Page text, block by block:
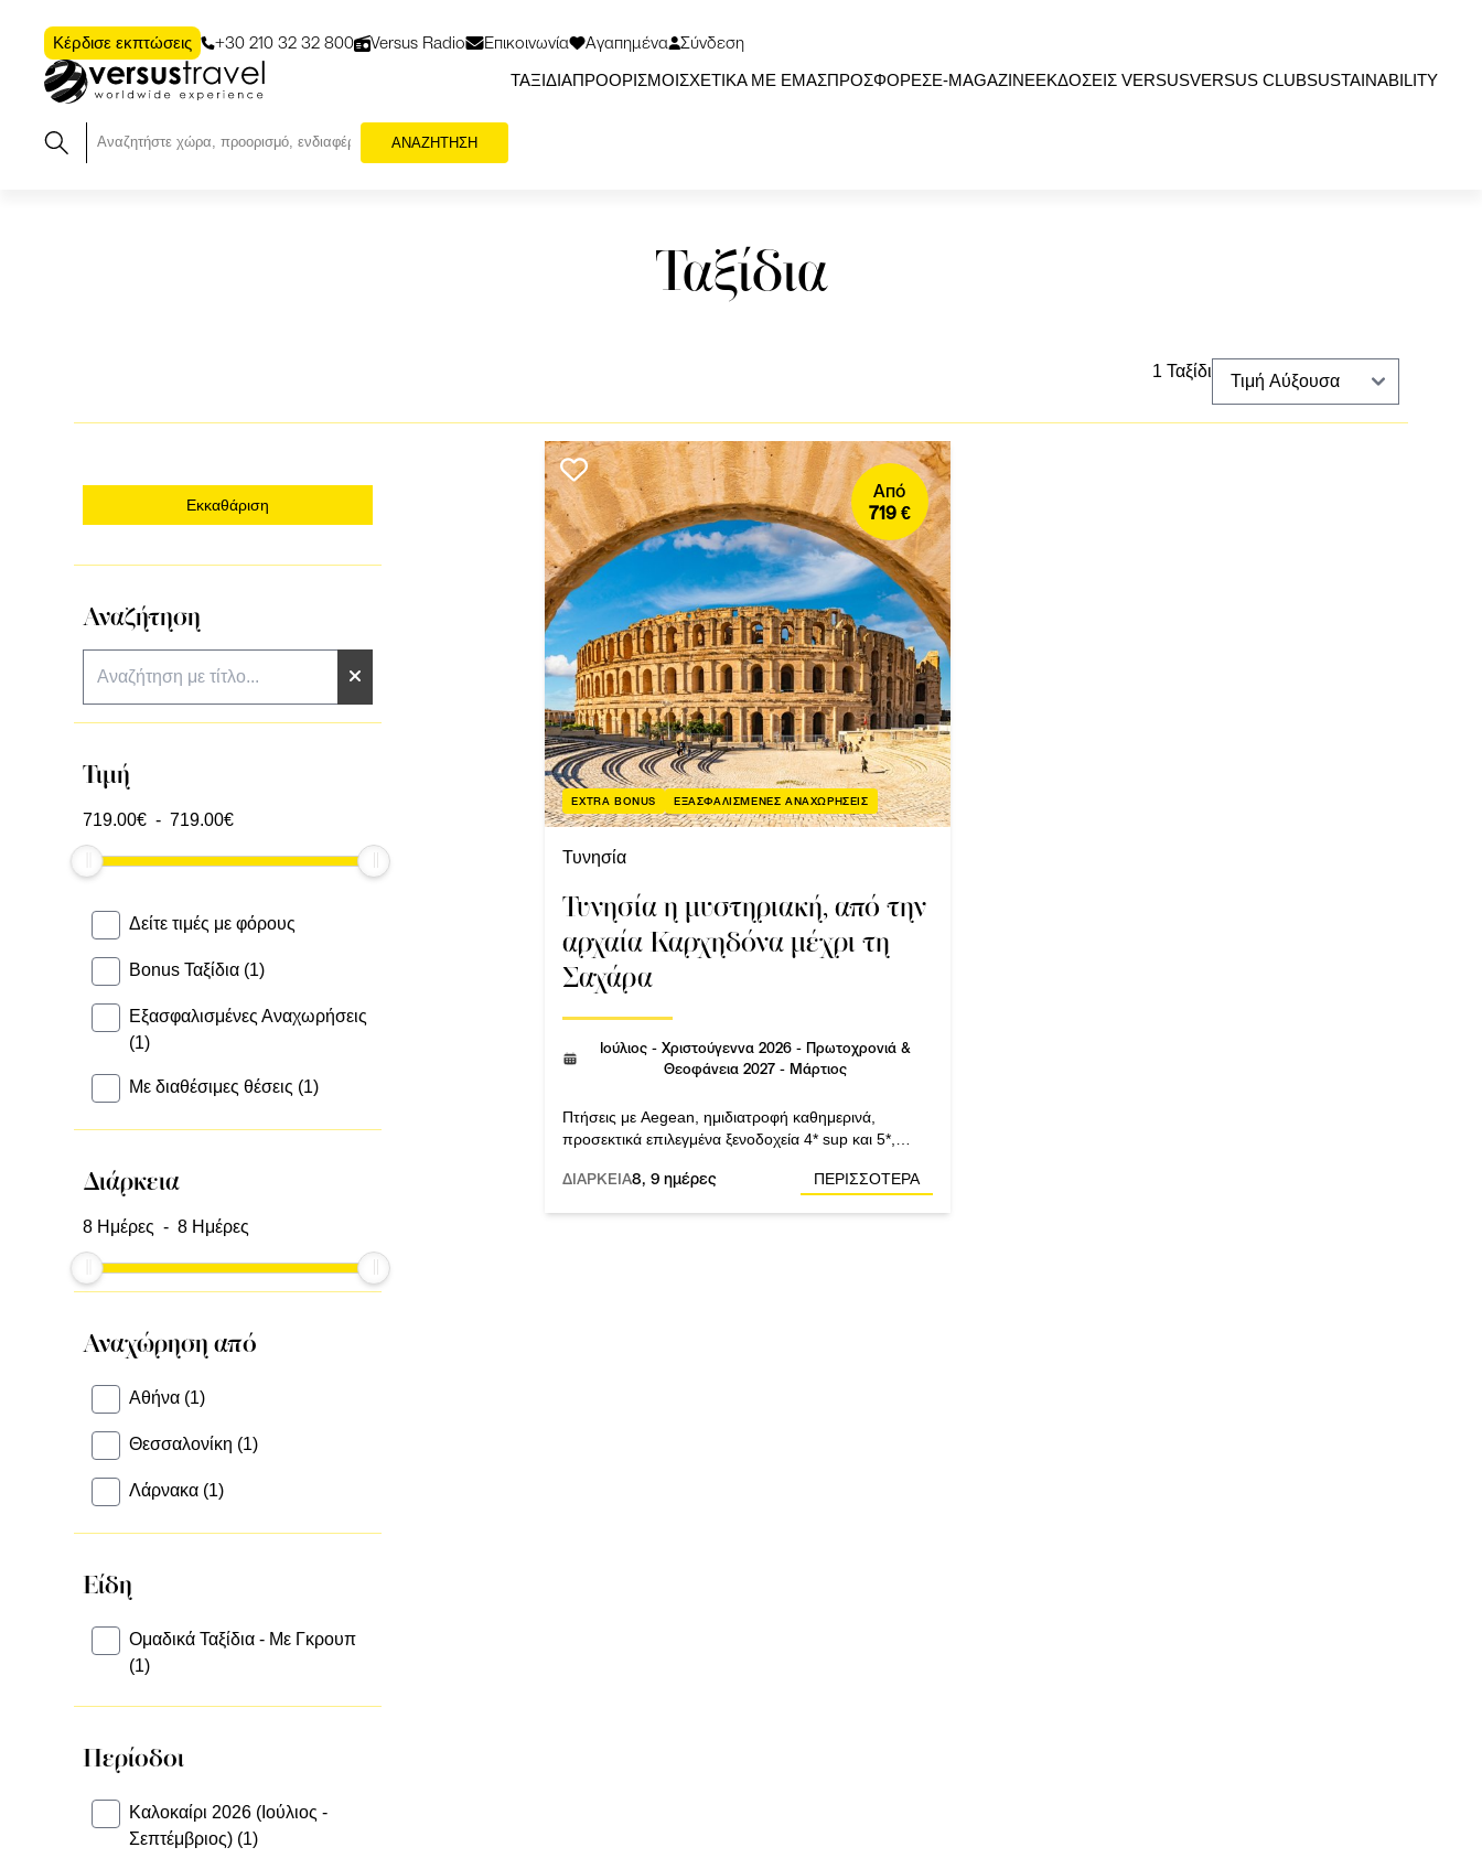
Κέρδισε εκπτώσεις +30 210 32 32 800 Versus Radio Επικοινωνία Αγαπημένα Σύνδεση
ΤΑΞΙΔΙΑΠΡΟΟΡΙΣΜΟΙΣΧΕΤΙΚΑ ΜΕ ΕΜΑΣΠΡΟΣΦΟΡΕΣΕ-ΜΑGAZINEΕΚΔΟΣΕΙΣ VERSUSVERSUS CLUBSUSTAINABILITY
ΑΝΑΖΗΤΗΣΗ
Ταξίδια
1 Ταξίδι
Εκκαθάριση
Αναζήτηση
Τιμή
719.00€ -719.00€
Δείτε τιμές με φόρους
Bonus Ταξίδια (1)
Εξασφαλισμένες Αναχωρήσεις
(1)
Με διαθέσιμες θέσεις (1)
Διάρκεια
8 Ημέρες -8 Ημέρες
Αναχώρηση από
Αθήνα (1)
Θεσσαλονίκη (1)
Λάρνακα (1)
Είδη
Ομαδικά Ταξίδια - Με Γκρουπ
(1)
Περίοδοι
Καλοκαίρι 2026 (Ιούλιος -
Σεπτέμβριος) (1)
Από
719 €
EXTRA BONUS ΕΞΑΣΦΑΛΙΣΜΕΝΕΣ ΑΝΑΧΩΡΗΣΕΙΣ
Τυνησία
Τυνησία η μυστηριακή, από την
αρχαία Καρχηδόνα μέχρι τη
Σαχάρα
Ιούλιος - Χριστούγεννα 2026 - Πρωτοχρονιά &
Θεοφάνεια 2027 - Μάρτιος
Πτήσεις με Aegean, ημιδιατροφή καθημερινά,
προσεκτικά επιλεγμένα ξενοδοχεία 4* sup και 5*,
πόλη των Αράβων.
ΔΙΑΡΚΕΙΑ8, 9 ημέρες ΠΕΡΙΣΣΟΤΕΡΑ